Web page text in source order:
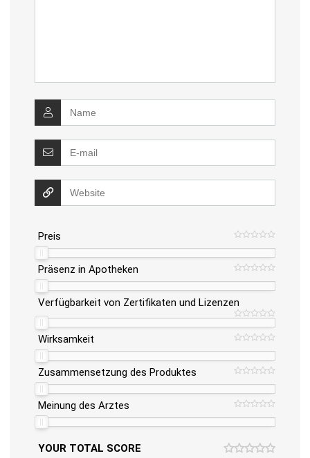
Preis
Präsenz in Apotheken
Verfügbarkeit von Zertifikaten und Lizenzen
Wirksamkeit
Zusammensetzung des Produktes
Meinung des Arztes
YOUR TOTAL SCORE